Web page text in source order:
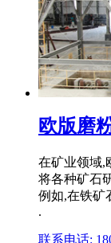
欧版磨
在矿业领域,
将各种矿石
例如,在铁矿
.
联系电话: